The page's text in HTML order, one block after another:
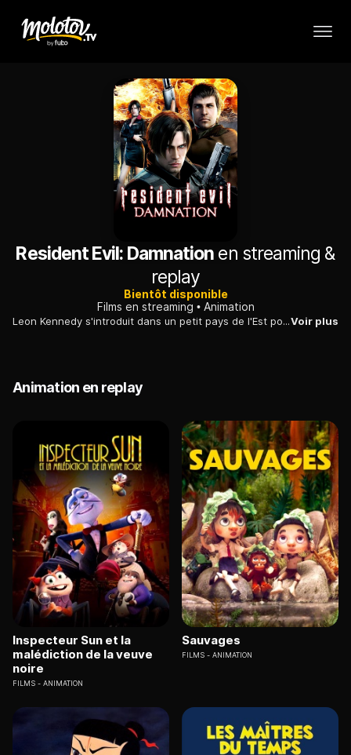
Resident Evil: Damnation en streaming &
replay
Bientôt disponible
Films en streaming
Animation
Leon Kennedy s'introduit dans un petit pays de l'Est pour vérifier une rumeur selon laquelle des armes biologiques étaient utilisées à des fins militaires. Juste après son infiltration, le gouvernement américain lui demande de se replier immédiatement...Voir plus
Animation en replay
Inspecteur Sun et la
malédiction de la veuve
noire
FILMS ANIMATION
Sauvages
FILMS ANIMATION